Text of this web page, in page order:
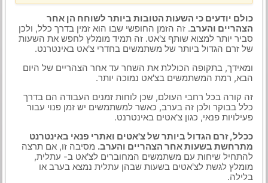
כולם יודעים כי השעות הטובות ביותר לשוחח הן אחר
הצהריים והערב. זה הזמן החופשי שבו הוא זמין בדרך כלל, ולכן
סביר יותר למצוא שותף צ'אט. זה תמיד מומלץ לחפש את השעות
של זרם הגדול ביותר של משתמשים בחדרי צ'אט באינטרנט.
ומאידך, בתקופה הכוללת את השחר עד אחר הצהריים של היום
הבא, רמת המשתמשים בצ'אט נמוכה יותר.
זה קורה בכל רחבי העולם, שכן לוחות זמנים העבודה הם בדרך
כלל בבוקר ולכן זה בערב, כאשר למשתמשים יש זמן פנוי עבור
פעילויות פנאי, כגון צ'אטים באינטרנט.
ככלל, זרם הגדול ביותר של צ'אטים ואתרי פנאי באינטרנט
מתרחשת בשעות אחר הצהריים והערב. מסיבה זו, אם תרצה
להתחיל שיחות עם משתמשים המחוברים לצ'אט ב- עתלית,
מומלץ לגשת לצ'אטים בשעות שבהן עתלית נמצא בערב או
בלילה.